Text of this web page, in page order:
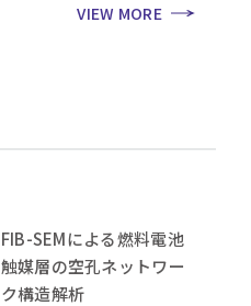
VIEW MORE
FIB-SEMによる燃料電池
触媒層の空孔ネットワー
ク構造解析